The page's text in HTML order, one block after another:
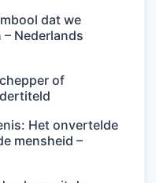
dat we
Nederlands
of
Het onvertelde
mensheid –